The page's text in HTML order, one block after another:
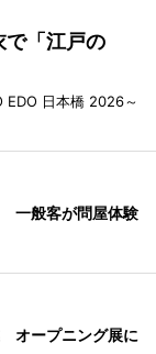
「江戸の
EDO 日本橋 2026～
一般客が問屋体験
オープニング展に